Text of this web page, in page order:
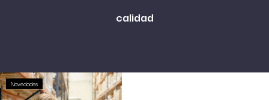
calidad
Novedades